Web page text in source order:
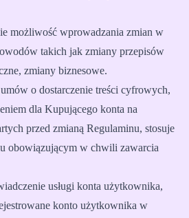
możliwość wprowadzania zmian w
takich jak zmiany przepisów
zmiany biznesowe.
o dostarczenie treści cyfrowych,
dla Kupującego konta na
przed zmianą Regulaminu, stosuje
obowiązującym w chwili zawarcia
usługi konta użytkownika,
konto użytkownika w